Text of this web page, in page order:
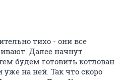
тихо - они все
Далее начнут
будем готовить котлован
уже на ней. Так что скоро